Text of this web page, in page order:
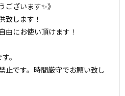
ございます✨》
致します！
由にお使い頂けます！
。
です。時間厳守でお願い致し